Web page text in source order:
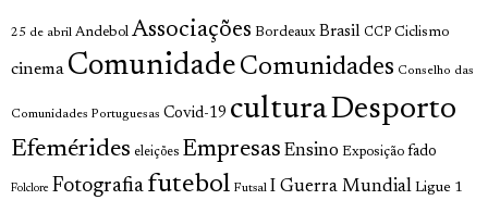
25 de abril Andebol Associações Bordeaux Brasil CCP Ciclismo
cinema Comunidade Comunidades Conselho das
Comunidades Portuguesas Covid-19 culturaDesporto
Efemérides eleições Empresas Ensino Exposição fado
Folclore Fotografia futebol Futsal I Guerra Mundial Ligue 1